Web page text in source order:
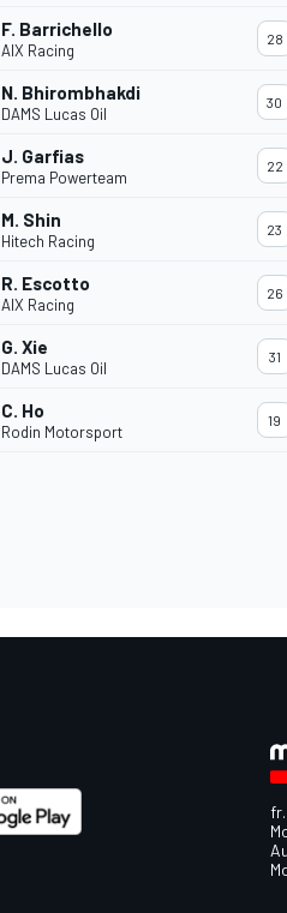
F. Barrichello
AIX Racing
28
N. Bhirombhakdi
DAMS Lucas Oil
30
J. Garfias
Prema Powerteam
22
M. Shin
Hitech Racing
23
R. Escotto
AIX Racing
26
G. Xie
DAMS Lucas Oil
31
C. Ho
Rodin Motorsport
19